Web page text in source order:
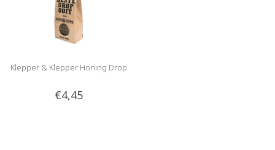
Klepper & Klepper Honing Drop
€4,45